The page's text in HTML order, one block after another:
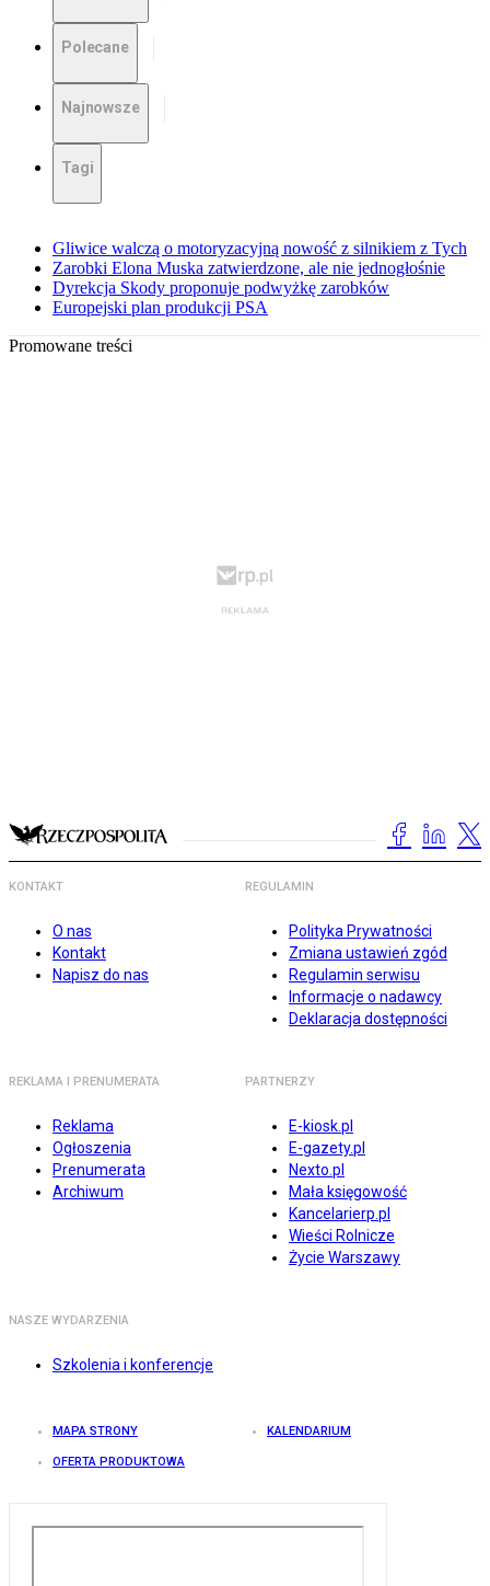
Polecane
Najnowsze
Tagi
Gliwice walczą o motoryzacyjną nowość z silnikiem z Tych
Zarobki Elona Muska zatwierdzone, ale nie jednogłośnie
Dyrekcja Skody proponuje podwyżkę zarobków
Europejski plan produkcji PSA
Promowane treści
KONTAKT
O nas
Kontakt
Napisz do nas
REGULAMIN
Polityka Prywatności
Zmiana ustawień zgód
Regulamin serwisu
Informacje o nadawcy
Deklaracja dostępności
REKLAMA I PRENUMERATA
Reklama
Ogłoszenia
Prenumerata
Archiwum
PARTNERZY
E-kiosk.pl
E-gazety.pl
Nexto.pl
Mała księgowość
Kancelarierp.pl
Wieści Rolnicze
Życie Warszawy
NASZE WYDARZENIA
Szkolenia i konferencje
MAPA STRONY KALENDARIUM
OFERTA PRODUKTOWA